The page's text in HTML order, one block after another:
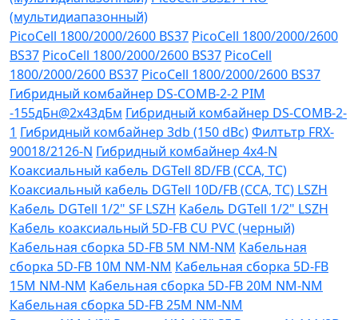
(мультидиапазонный)
PicoCell 1800/2000/2600 BS37 PicoCell 1800/2000/2600
BS37 PicoCell 1800/2000/2600 BS37 PicoCell
1800/2000/2600 BS37 PicoCell 1800/2000/2600 BS37
Гибридный комбайнер DS-COMB-2-2 PIM
-155дБн@2x43дБм Гибридный комбайнер DS-COMB-2-
1 Гибридный комбайнер 3db (150 dBc)Филтьтр FRX-
90018/2126-N Гибридный комбайнер 4х4-N
Коаксиальный кабель DGTell 8D/FB (CCA, TC)
Коаксиальный кабель DGTell 10D/FB (CCA, TC) LSZH
Кабель DGTell 1/2" SF LSZH Кабель DGTell 1/2" LSZH
Кабель коаксиальный 5D-FB CU PVC (черный)
Кабельная сборка 5D-FB 5М NM-NM Кабельная
сборка 5D-FB 10М NM-NM Кабельная сборка 5D-FB
15М NM-NM Кабельная сборка 5D-FB 20М NM-NM
Кабельная сборка 5D-FB 25М NM-NM